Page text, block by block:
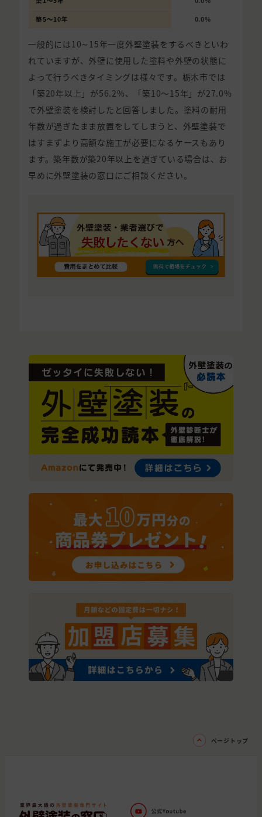
築5〜10年 0.0%
一般的には10∼15年一度外壁塗装をするべきといわ
れていますが、外壁に使用した塗料や外壁の状態に
よって行うべきタイミングは様々です。栃木市では
「築20年以上」が56.2%、「築10〜15年」が27.0%
で外壁塗装を検討したと回答しました。塗料の耐用
年数が過ぎたまま放置をしてしまうと、外壁塗装で
はすまずより高額な施工が必要になるケースもあり
ます。築年数が築20年以上を過ぎている場合は、お
早めに外壁塗装の窓口にご相談ください。
ページトップ